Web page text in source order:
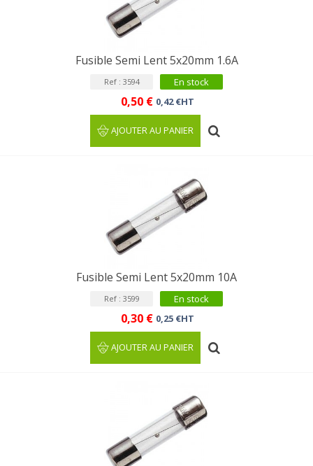
Fusible Semi Lent 5x20mm 1.6A
Ref : 3594 En stock
0,50 € 0,42 €HT
AJOUTER AU PANIER
Fusible Semi Lent 5x20mm 10A
Ref : 3599 En stock
0,30 € 0,25 €HT
AJOUTER AU PANIER